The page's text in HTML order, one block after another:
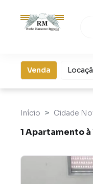
Venda
Início Cidade
1 Apartamento à